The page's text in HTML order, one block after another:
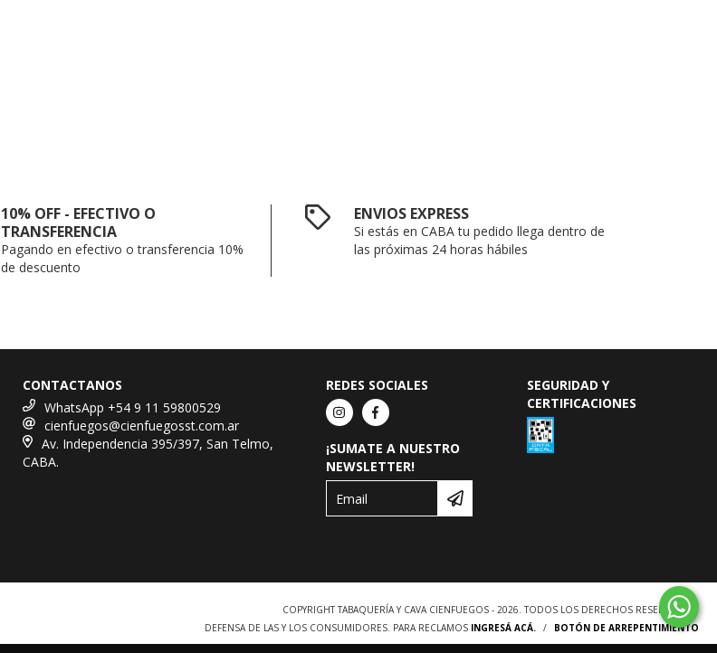
10% OFF - EFECTIVO O
TRANSFERENCIA
Pagando en efectivo o transferencia 10%
de descuento
ENVIOS EXPRESS
Si estás en CABA tu pedido llega dentro de
las próximas 24 horas hábiles
CONTACTANOS
WhatsApp +54 9 11 59800529
cienfuegos@cienfuegosst.com.ar
Av. Independencia 395/397, San Telmo,
CABA.
REDES SOCIALES
¡SUMATE A NUESTRO
NEWSLETTER!
SEGURIDAD Y
CERTIFICACIONES
COPYRIGHT TABAQUERÍA Y CAVA CIENFUEGOS - 2026. TODOS LOS DERECHOS RESERVADOS.
DEFENSA DE LAS Y LOS CONSUMIDORES. PARA RECLAMOS INGRESÁ ACÁ. / BOTÓN DE ARREPENTIMIENTO